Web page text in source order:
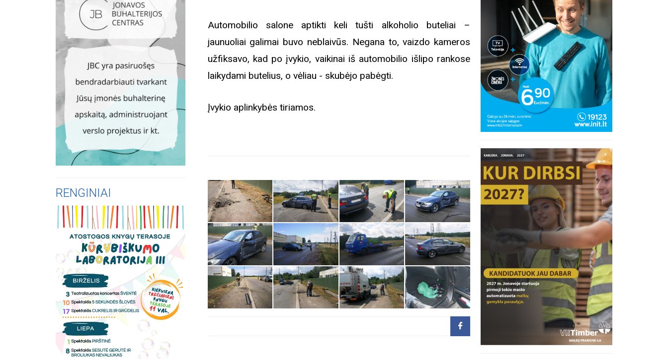
RENGINIAI
Automobilio salone aptikti keli tušti alkoholio buteliai –
jaunuoliai galimai buvo neblaivūs. Negana to, vaizdo kameros
užfiksavo, kad po įvykio, vaikinai iš automobilio išlipo rankose
laikydami butelius, o vėliau - skubėjo pabėgti.
Įvykio aplinkybės tiriamos.